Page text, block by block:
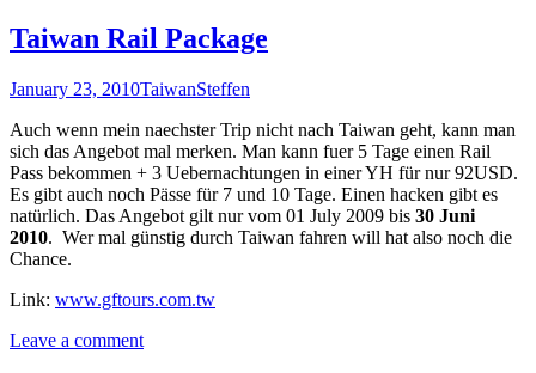
Taiwan Rail Package
January 23, 2010TaiwanSteffen
Auch wenn mein naechster Trip nicht nach Taiwan geht, kann man
sich das Angebot mal merken. Man kann fuer 5 Tage einen Rail
Pass bekommen + 3 Uebernachtungen in einer YH für nur 92USD.
Es gibt auch noch Pässe für 7 und 10 Tage. Einen hacken gibt es
natürlich. Das Angebot gilt nur vom 01 July 2009 bis 30 Juni
2010. Wer mal günstig durch Taiwan fahren will hat also noch die
Chance.
Link: www.gftours.com.tw
Leave a comment